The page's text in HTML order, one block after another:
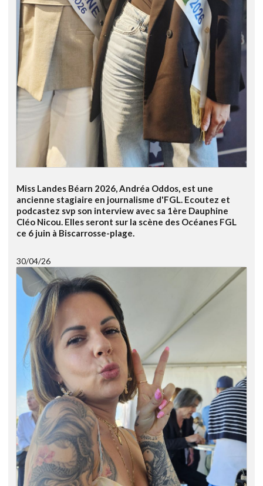
Miss Landes Béarn 2026, Andréa Oddos, est une
ancienne stagiaire en journalisme d'FGL. Ecoutez et
podcastez svp son interview avec sa 1ère Dauphine
Cléo Nicou. Elles seront sur la scène des Océanes FGL
ce 6 juin à Biscarrosse-plage.
30/04/26